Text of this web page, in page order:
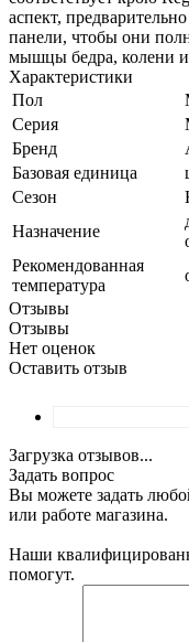
аспект,
панели, чтобы они
мышцы бедра, колени
Характеристики
Пол
Серия
Бренд
Базовая единица
Сезон
Назначение
Рекомендованная
температура
Отзывы
Отзывы
Нет оценок
Оставить отзыв
Загрузка отзывов...
Задать вопрос
Вы можете задать
или работе магазина.
Наши
помогут.